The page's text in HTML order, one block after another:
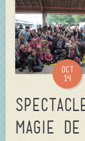
Oct
14
magie